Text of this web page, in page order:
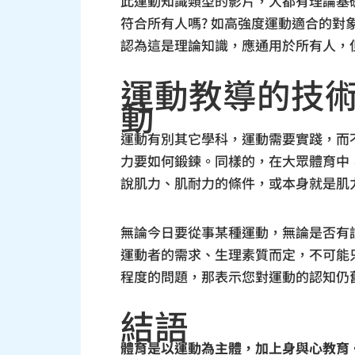
符合所有人嗎? 如高強度運動適合的
認為這是理論知識，應通用於所有人
運動教導的技
動
運動有別其它學科，運動需要實踐，
力要如何鍛鍊。同樣的，在大眾體育
說肌力、肌耐力的條件，或本身就是
無論今日要從事某種運動，無論是否
運動者的需求、生理素質而定，不可
程度的問題，那表示您對運動的認知
結語
體育是以運動為主體，加上身與心教育